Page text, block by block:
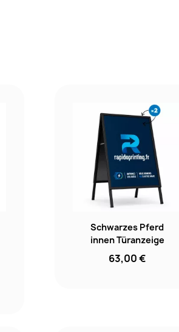
Schwarzes Pferd
innen Türanzeige
63,00 €